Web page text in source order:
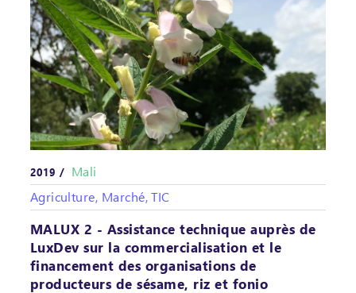
2019 / Mali
Agriculture, Marché, TIC
MALUX 2 - Assistance technique auprès de
LuxDev sur la commercialisation et le
financement des organisations de
producteurs de sésame, riz et fonio